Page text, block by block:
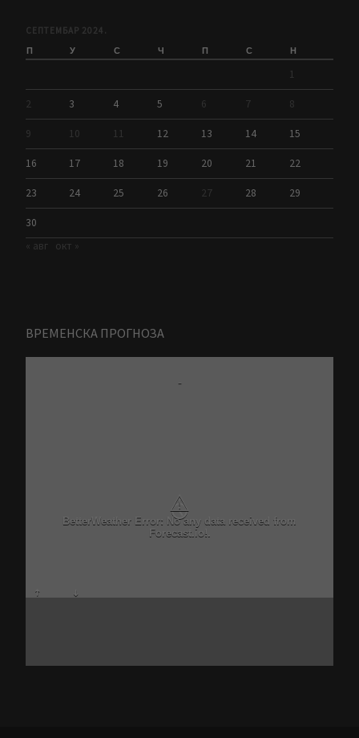
СЕПТЕМБАР 2024.
П У С Ч П С Н
1
2 3 4 5 6 7 8
9 10 11 12 13 14 15
16 17 18 19 20 21 22
23 24 25 26 27 28 29
30
« авг окт »
ВРЕМЕНСКА ПРОГНОЗА
-
⚠
BetterWeather Error: No any data received from
Forecast.io!.